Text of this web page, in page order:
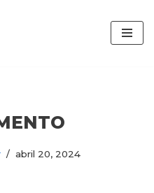
abril 20, 2024